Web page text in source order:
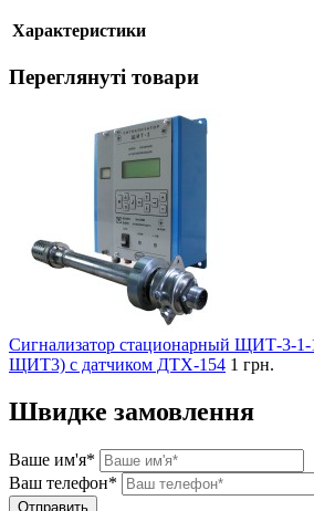
Характеристики
Переглянуті товари
Сигнализатор стационарный ЩИТ-
ЩИТ3) с датчиком ДТХ-154 1 грн.
Швидке замовлення
Ваше им'я*
Ваш телефон*